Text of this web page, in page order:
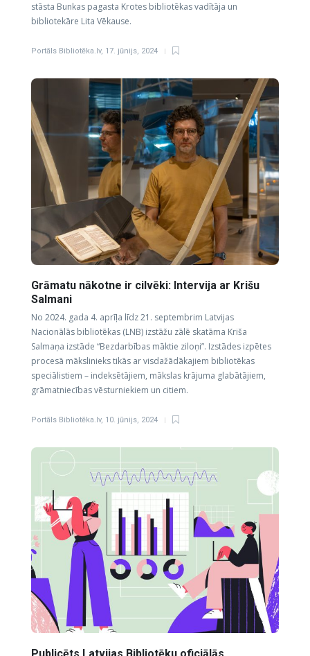
stāsta Bunkas pagasta Krotes bibliotēkas vadītāja un
bibliotekāre Lita Vēkause.
Portāls Bibliotēka.lv, 17. jūnijs, 2024
Grāmatu nākotne ir cilvēki: Intervija ar Krišu
Salmani
No 2024. gada 4. aprīļa līdz 21. septembrim Latvijas
Nacionālās bibliotēkas (LNB) izstāžu zālē skatāma Kriša
Salmaņa izstāde “Bezdarbības māktie ziloņi”. Izstādes izpētes
procesā mākslinieks tikās ar visdažādākajiem bibliotēkas
speciālistiem – indeksētājiem, mākslas krājuma glabātājiem,
grāmatniecības vēsturniekiem un citiem.
Portāls Bibliotēka.lv, 10. jūnijs, 2024